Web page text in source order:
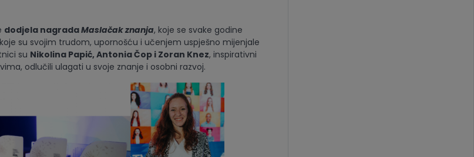
dodjela nagradaMaslačak znanja, koje se svake godine
su svojim trudom, upornošću i učenjem uspješno mijenjale
su Nikolina Papić, Antonia Čop i Zoran Knez, inspirativni
odlučili ulagati u svoje znanje i osobni razvoj.